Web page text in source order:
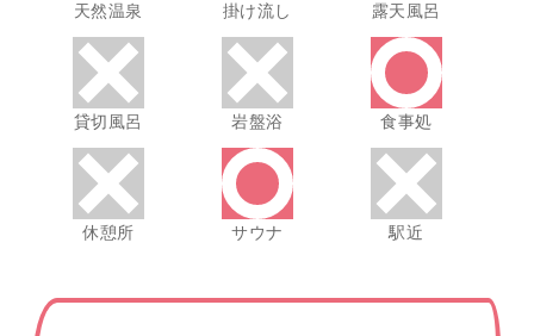
天然温泉 掛け流し 露天風呂
貸切風呂 岩盤浴 食事処
休憩所 サウナ 駅近